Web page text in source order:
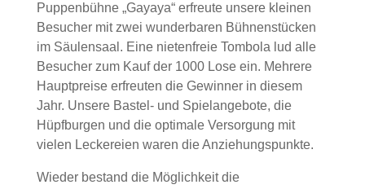
Puppenbühne „Gayaya“ erfreute unsere kleinen
Besucher mit zwei wunderbaren Bühnenstücken
im Säulensaal. Eine nietenfreie Tombola lud alle
Besucher zum Kauf der 1000 Lose ein. Mehrere
Hauptpreise erfreuten die Gewinner in diesem
Jahr. Unsere Bastel- und Spielangebote, die
Hüpfburgen und die optimale Versorgung mit
vielen Leckereien waren die Anziehungspunkte.
Wieder bestand die Möglichkeit die